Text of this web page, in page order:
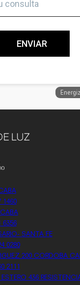
Facebook
1460
6356
SANTA FE
0280
200 CORDOBA
2111
436